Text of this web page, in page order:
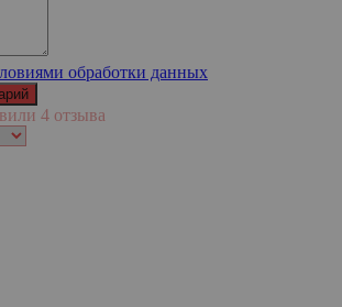
обработки данных
4 отзыва